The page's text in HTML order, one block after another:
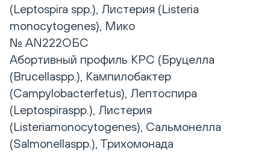
(Leptospira spp.), Листерия (Listeria
monocytogenes), Мико
№ AN222ОБС
Абортивный профиль КРС (Бруцелла
(Brucellaspp.), Кампилобактер
(Campylobacterfetus), Лептоспира
(Leptospiraspp.), Листерия
(Listeriamonocytogenes), Сальмонелла
(Salmonellaspp.), Трихомонада